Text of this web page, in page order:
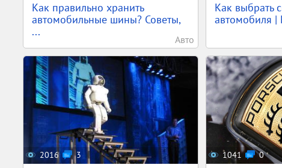
Как правильно хранить
автомобильные шины? Советы,
...
Авто
Как выбрать
автомобиля |
2016 3 1041 0